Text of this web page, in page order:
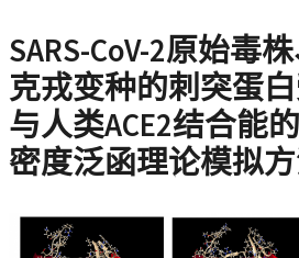
SARS-CoV-2原始毒
克戎变种的刺突蛋
与人类ACE2结合能
密度泛函理论模拟